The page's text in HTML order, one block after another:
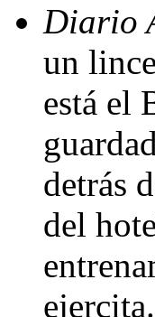
Diario
un
está el
detrás
del